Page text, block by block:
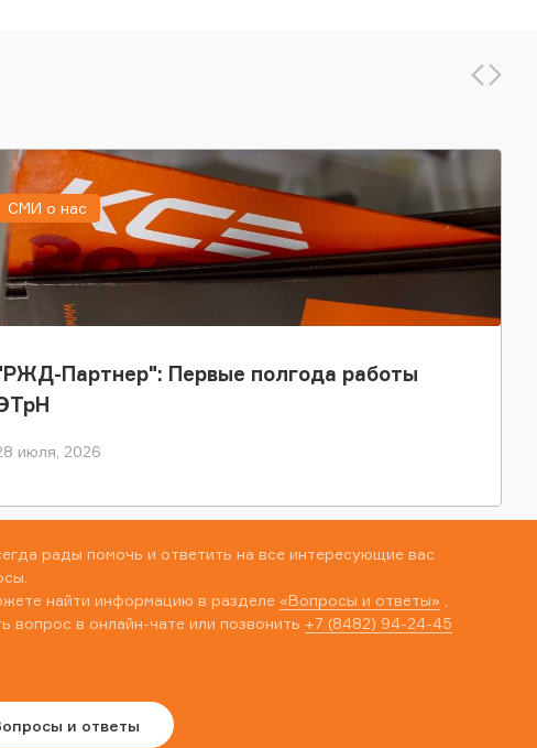
Партнер": Первые полгода работы
июля, 2026
СМИ о нас
рады помочь и ответить на все интересующие вас
найти информацию в разделе «Вопросы и ответы»
вопрос в онлайн-чате или позвонить +7 (8482) 94-24-45
и ответы